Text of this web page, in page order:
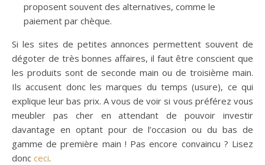
proposent souvent des alternatives, comme le
paiement par chèque.
Si les sites de petites annonces permettent souvent de
dégoter de très bonnes affaires, il faut être conscient que
les produits sont de seconde main ou de troisième main.
Ils accusent donc les marques du temps (usure), ce qui
explique leur bas prix. A vous de voir si vous préférez vous
meubler pas cher en attendant de pouvoir investir
davantage en optant pour de l’occasion ou du bas de
gamme de première main ! Pas encore convaincu ? Lisez
donc ceci.